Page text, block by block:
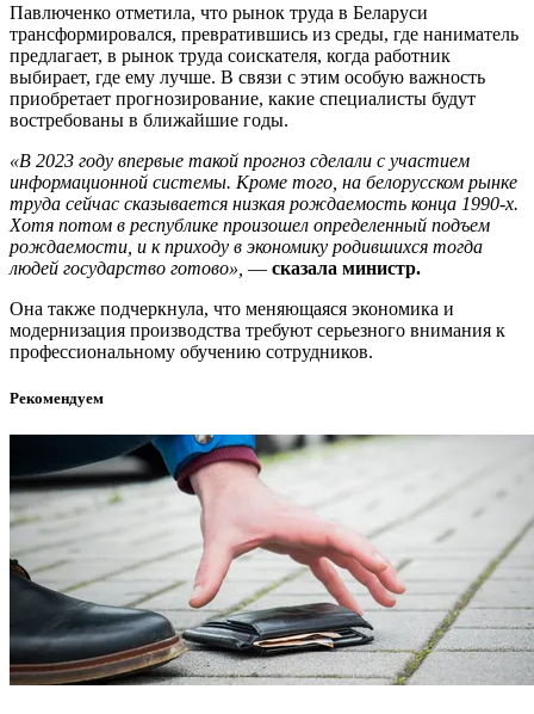
Павлюченко отметила, что рынок труда в Беларуси
трансформировался, превратившись из среды, где наниматель
предлагает, в рынок труда соискателя, когда работник
выбирает, где ему лучше. В связи с этим особую важность
приобретает прогнозирование, какие специалисты будут
востребованы в ближайшие годы.
«В 2023 году впервые такой прогноз сделали с участием
информационной системы. Кроме того, на белорусском рынке
труда сейчас сказывается низкая рождаемость конца 1990-х.
Хотя потом в республике произошел определенный подъем
рождаемости, и к приходу в экономику родившихся тогда
людей государство готово», — сказала министр.
Она также подчеркнула, что меняющаяся экономика и
модернизация производства требуют серьезного внимания к
профессиональному обучению сотрудников.
Рекомендуем